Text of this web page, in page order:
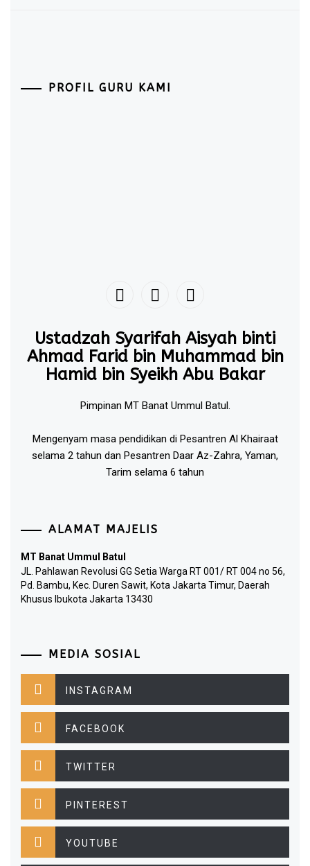
PROFIL GURU KAMI
Ustadzah Syarifah Aisyah binti
Ahmad Farid bin Muhammad bin
Hamid bin Syeikh Abu Bakar
Pimpinan MT Banat Ummul Batul.
Mengenyam masa pendidikan di Pesantren Al Khairaat
selama 2 tahun dan Pesantren Daar Az-Zahra, Yaman,
Tarim selama 6 tahun
ALAMAT MAJELIS
MT Banat Ummul Batul
JL. Pahlawan Revolusi GG Setia Warga RT 001/ RT 004 no 56,
Pd. Bambu, Kec. Duren Sawit, Kota Jakarta Timur, Daerah
Khusus Ibukota Jakarta 13430
MEDIA SOSIAL
INSTAGRAM
FACEBOOK
TWITTER
PINTEREST
YOUTUBE